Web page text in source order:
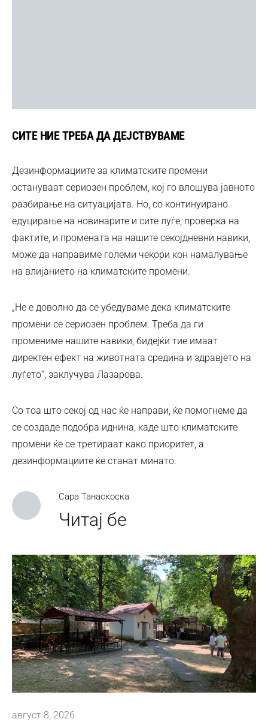
СИТЕ НИЕ ТРЕБА ДА ДЕЈСТВУВАМЕ
Дезинформациите за климатските промени
остануваат сериозен проблем, кој го влошува јавното
разбирање на ситуацијата. Но, со континуирано
едуцирање на новинарите и сите луѓе, проверка на
фактите, и промената на нашите секојдневни навики,
може да направиме големи чекори кон намалување
на влијанието на климатските промени.
„Не е доволно да се убедуваме дека климатските
промени се сериозен проблем. Треба да ги
промениме нашите навики, бидејќи тие имаат
директен ефект на животната средина и здравјето на
луѓето“, заклучува Лазарова.
Со тоа што секој од нас ќе направи, ќе помогнеме да
се создаде подобра иднина, каде што климатските
промени ќе се третираат како приоритет, а
дезинформациите ќе станат минато.
Сара Танаскоска
Читај бе
август 8, 2026